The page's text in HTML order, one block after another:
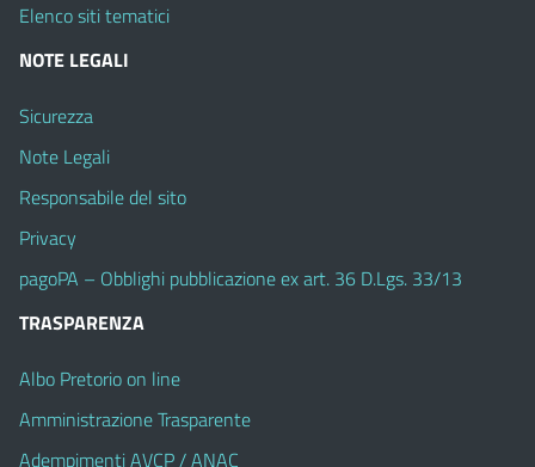
Elenco siti tematici
NOTE LEGALI
Sicurezza
Note Legali
Responsabile del sito
Privacy
pagoPA – Obblighi pubblicazione ex art. 36 D.Lgs. 33/13
TRASPARENZA
Albo Pretorio on line
Amministrazione Trasparente
Adempimenti AVCP / ANAC